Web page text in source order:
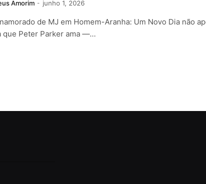
Amorim junho 1, 2026
de MJ em Homem-Aranha: Um Novo Dia não
que Peter Parker ama —…